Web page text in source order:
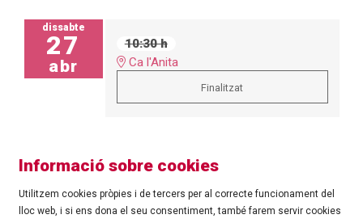
dissabte
27
abr
10:30 h
Ca l'Anita
Finalitzat
Informació sobre cookies
Utilitzem cookies pròpies i de tercers per al correcte funcionament del
lloc web, i si ens dona el seu consentiment, també farem servir cookies